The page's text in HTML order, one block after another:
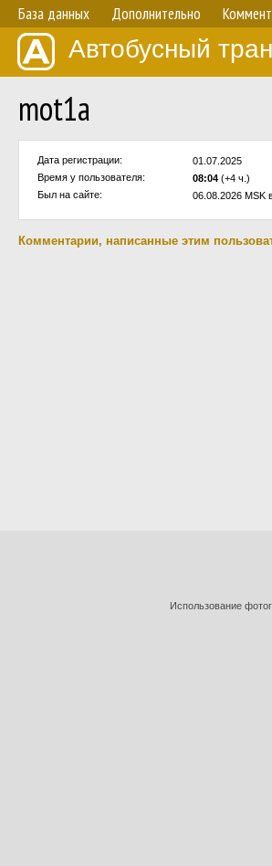
База данных Дополнительно
Автобусный
mot1a
Дата регистрации:
01.07.2025
Время у пользователя:
08:04 (+4 ч.)
Был на сайте:
06.08.2026 MSK
Комментарии, написанные этим
Использование